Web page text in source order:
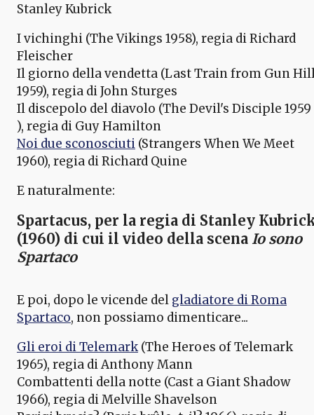
Stanley Kubrick
I vichinghi (The Vikings 1958), regia di Richard
Fleischer
Il giorno della vendetta (Last Train from Gun
1959), regia di John Sturges
Il discepolo del diavolo (The Devil's Disciple 1959
), regia di Guy Hamilton
Noi due sconosciuti (Strangers When We Meet
1960), regia di Richard Quine
E naturalmente:
Spartacus, per la regia di Stanley
(1960) di cui il video della scena Io sono
Spartaco
E poi, dopo le vicende del gladiatore di Roma
Spartaco, non possiamo dimenticare...
Gli eroi di Telemark(The Heroes of Telemark
1965), regia di Anthony Mann
Combattenti della notte (Cast a Giant Shadow
1966), regia di Melville Shavelson